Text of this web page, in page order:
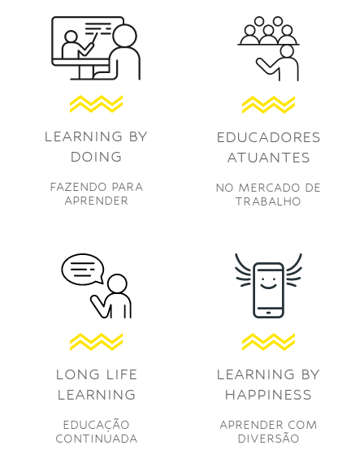
LEARNING BY
DOING
FAZENDO PARA
APRENDER
EDUCADORES
ATUANTES
NO MERCADO DE
TRABALHO
LONG LIFE
LEARNING
EDUCAÇÃO
CONTINUADA
LEARNING BY
HAPPINESS
APRENDER COM
DIVERSÃO